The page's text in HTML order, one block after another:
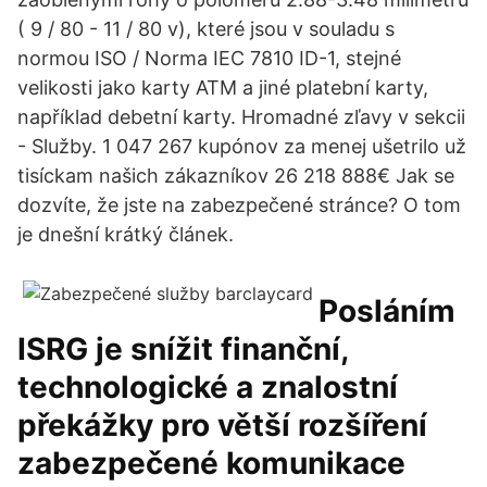
( 9 / 80 - 11 / 80 v), které jsou v souladu s
normou ISO / Norma IEC 7810 ID-1, stejné
velikosti jako karty ATM a jiné platební karty,
například debetní karty. Hromadné zľavy v sekcii
- Služby. 1 047 267 kupónov za menej ušetrilo už
tisíckam našich zákazníkov 26 218 888€ Jak se
dozvíte, že jste na zabezpečené stránce? O tom
je dnešní krátký článek.
Posláním
ISRG je snížit finanční,
technologické a znalostní
překážky pro větší rozšíření
zabezpečené komunikace